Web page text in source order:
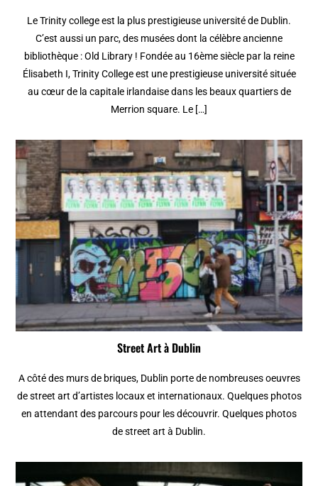
Le Trinity college est la plus prestigieuse université de Dublin.
C’est aussi un parc, des musées dont la célèbre ancienne
bibliothèque : Old Library ! Fondée au 16ème siècle par la reine
Élisabeth I, Trinity College est une prestigieuse université située
au cœur de la capitale irlandaise dans les beaux quartiers de
Merrion square. Le […]
Street Art à Dublin
A côté des murs de briques, Dublin porte de nombreuses oeuvres
de street art d’artistes locaux et internationaux. Quelques photos
en attendant des parcours pour les découvrir. Quelques photos
de street art à Dublin.